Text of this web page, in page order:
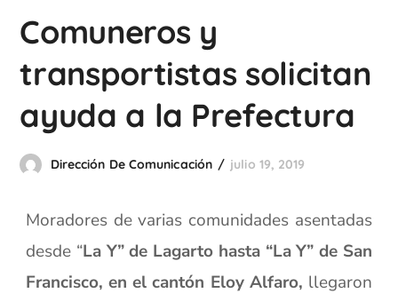
Comuneros y
transportistas solicitan
ayuda a la Prefectura
Dirección De Comunicación julio 19, 2019
Moradores de varias comunidades asentadas
desde “La Y” de Lagarto hasta “La Y” de San
Francisco, en el cantón Eloy Alfaro, llegaron